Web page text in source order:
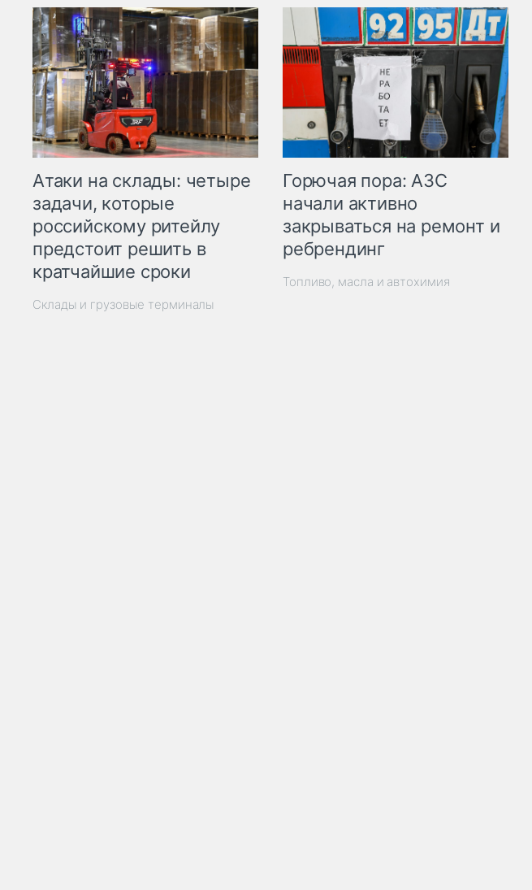
Атаки на склады: четыре
задачи, которые
российскому ритейлу
предстоит решить в
кратчайшие сроки
Склады и грузовые терминалы
Горючая пора: АЗС
начали активно
закрываться на ремонт и
ребрендинг
Топливо, масла и автохимия